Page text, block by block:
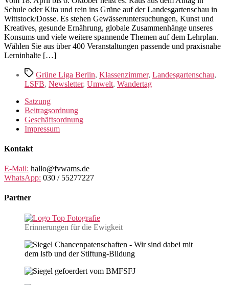
Landesgartenschau
in
Wittstock
Schule oder Kita und rein ins Grüne auf der Landesgartenschau in
Wittstock/Dosse. Es stehen Gewässeruntersuchungen, Kunst und
Kreatives, gesunde Ernährung, globale Zusammenhänge unseres
Konsums und viele weitere spannende Themen auf dem Lehrplan.
Wählen Sie aus über 400 Veranstaltungen passende und praxisnahe
Lerninhalte […]
Schlagwörter
Grüne Liga Berlin, Klassenzimmer, Landesgartenschau,
LSFB, Newsletter, Umwelt, Wandertag
Satzung
Beitragsordnung
Geschäftsordnung
Impressum
Kontakt
E-Mail: hallo@fvwams.de
WhatsApp: 030 / 55277227
Partner
Erinnerungen für die Ewigkeit